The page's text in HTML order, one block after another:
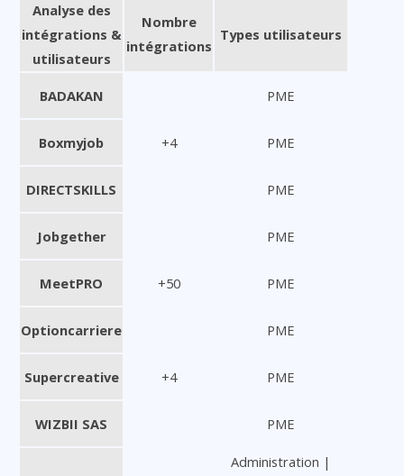
Analyse des
intégrations &
utilisateurs
Nombre
intégrations
Types utilisateurs
BADAKAN PME
Boxmyjob +4 PME
DIRECTSKILLS PME
Jobgether PME
MeetPRO +50 PME
Optioncarriere PME
Supercreative +4 PME
WIZBII SAS PME
Administration |